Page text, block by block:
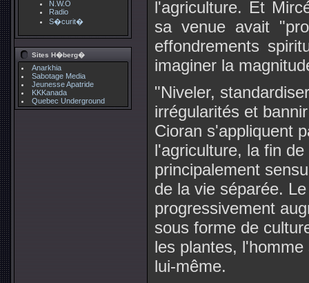
N.W.O
Radio
S�curit�
Sites H�berg�
Anarkhia
Sabotage Media
Jeunesse Apatride
KKKanada
Quebec Underground
l'agriculture. Et
sa venue avait
effondrements
imaginer la
"Niveler,
irrégularités et
Cioran s'appliquent
l'agriculture, la fin
principalement
de la vie séparée.
progressivement
sous forme de
les plantes,
lui-même.